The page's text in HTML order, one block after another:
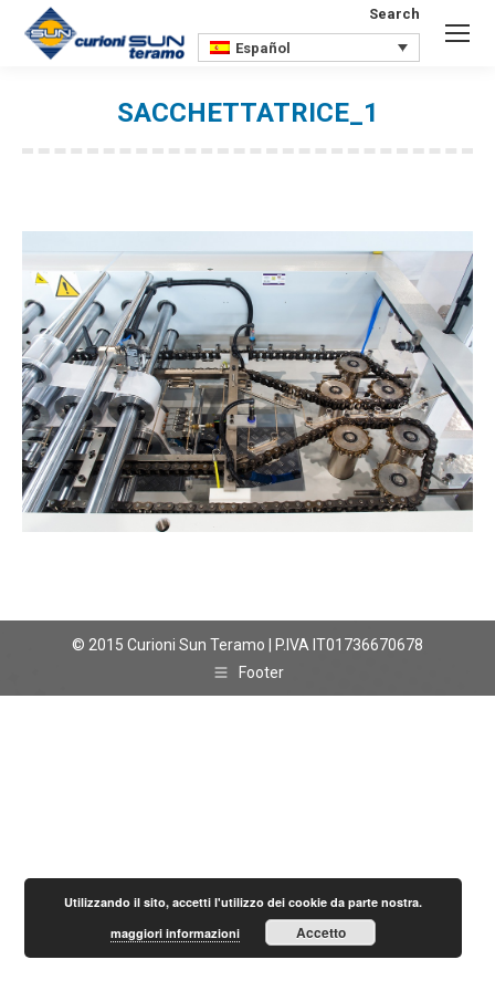
Buscar:
Search
Español
SACCHETTATRICE_1
© 2015 Curioni Sun Teramo | P.IVA IT01736670678
Footer
Utilizzando il sito, accetti l'utilizzo dei cookie da parte nostra.
maggiori informazioni
Accetto